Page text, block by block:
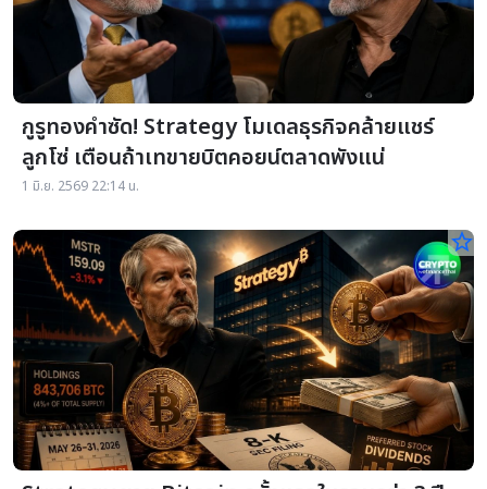
กูรูทองคำซัด! Strategy โมเดลธุรกิจคล้ายแชร์
ลูกโซ่ เตือนถ้าเทขายบิตคอยน์ตลาดพังแน่
1 มิ.ย. 2569 22:14 น.
star_border